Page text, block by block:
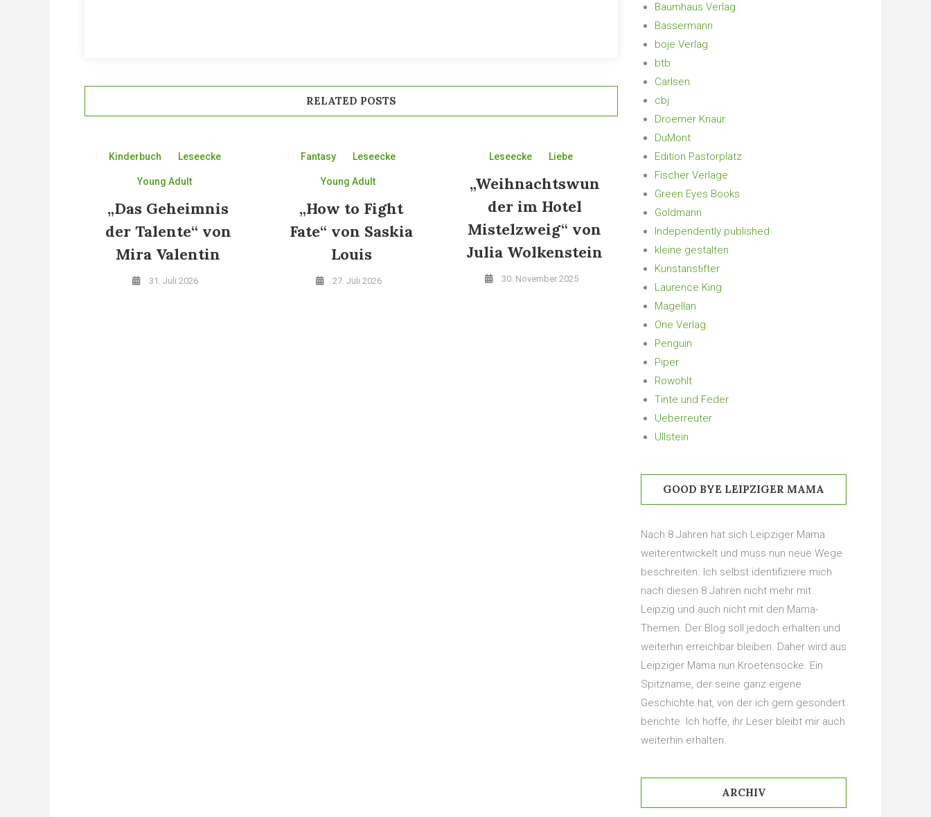
RELATED POSTS
Kinderbuch Leseecke
Young Adult
„Das Geheimnis
der Talente“ von
Mira Valentin
31. Juli 2026
Fantasy Leseecke
Young Adult
„How to Fight
Fate“ von Saskia
Louis
27. Juli 2026
Leseecke Liebe
„Weihnachtswun
der im Hotel
Mistelzweig“ von
Julia Wolkenstein
30. November 2025
Baumhaus Verlag
Bassermann
boje Verlag
btb
Carlsen
cbj
Droemer Knaur
DuMont
Edition Pastorplatz
Fischer Verlage
Green Eyes Books
Goldmann
Independently published
kleine gestalten
Kunstanstifter
Laurence King
Magellan
One Verlag
Penguin
Piper
Rowohlt
Tinte und Feder
Ueberreuter
Ullstein
GOOD BYE LEIPZIGER MAMA
Nach 8 Jahren hat sich Leipziger Mama
weiterentwickelt und muss nun neue Wege
beschreiten. Ich selbst identifiziere mich
nach diesen 8 Jahren nicht mehr mit
Leipzig und auch nicht mit den Mama-
Themen. Der Blog soll jedoch erhalten und
weiterhin erreichbar bleiben. Daher wird aus
Leipziger Mama nun Kroetensocke. Ein
Spitzname, der seine ganz eigene
Geschichte hat, von der ich gern gesondert
berichte. Ich hoffe, ihr Leser bleibt mir auch
weiterhin erhalten.
ARCHIV